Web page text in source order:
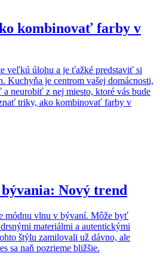
kombinovať farby v
veľkú úlohu a je ťažké predstaviť si
Kuchyňa je centrom vašej domácnosti,
a neurobiť z nej miesto, ktoré vás bude
triky, ako kombinovať farby v
Nový trend
módnu vlnu v bývaní. Môže byť
materiálmi a autentickými
štýlu zamilovali už dávno, ale
sa naň pozrieme bližšie.